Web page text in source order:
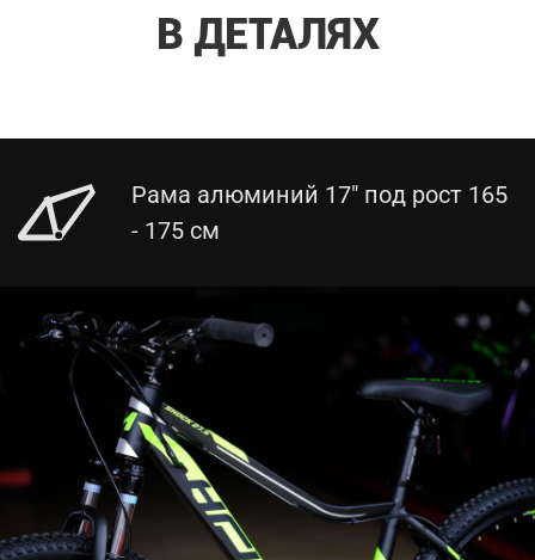
В ДЕТАЛЯХ
Рама алюминий 17" под рост 165
- 175 см